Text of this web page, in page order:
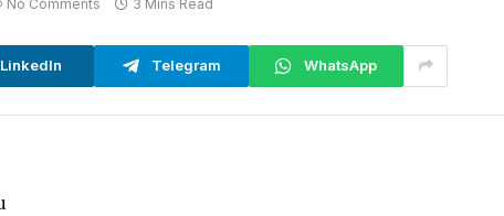
No Comments 3 Mins Read
LinkedIn Telegram WhatsApp